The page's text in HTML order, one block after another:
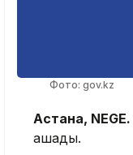
Фото: gov.kz
Астана, NEGE.
ашады.